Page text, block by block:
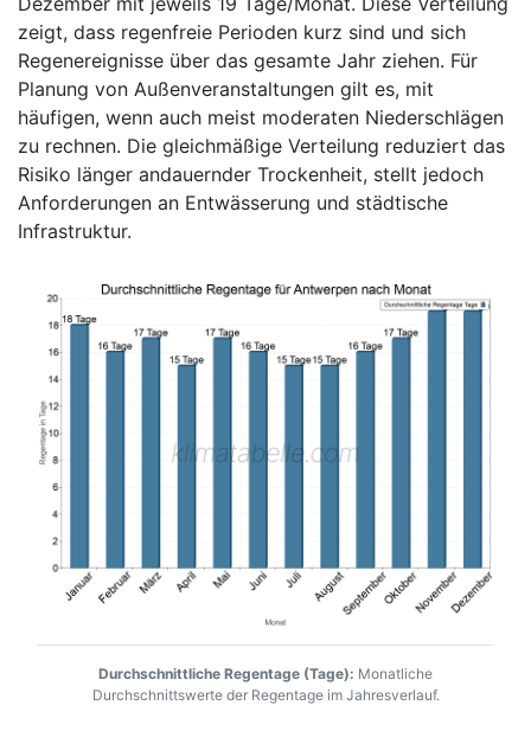
zeigt, dass regenfreie Perioden kurz sind und sich
Regenereignisse über das gesamte Jahr ziehen. Für
Planung von Außenveranstaltungen gilt es, mit
häufigen, wenn auch meist moderaten Niederschlägen
zu rechnen. Die gleichmäßige Verteilung reduziert das
Risiko länger andauernder Trockenheit, stellt jedoch
Anforderungen an Entwässerung und städtische
Infrastruktur.
Durchschnittliche Regentage (Tage): Monatliche
Durchschnittswerte der Regentage im Jahresverlauf.